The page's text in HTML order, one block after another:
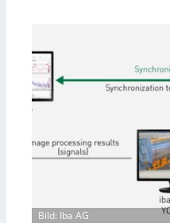
Bild: Iba AG